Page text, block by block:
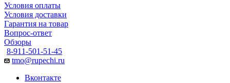
Условия оплаты
Условия доставки
Гарантия на товар
Вопрос-ответ
Обзоры
8-911-501-51-45
tmo@rupechi.ru
Вконтакте